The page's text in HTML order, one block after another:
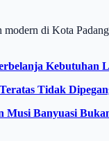
di Kota
Kebutuhan
Tidak
Musi Banyuasi